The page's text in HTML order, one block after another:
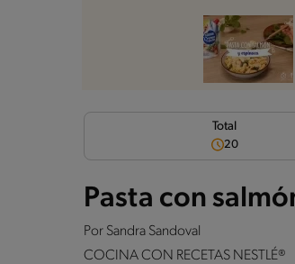
Total
20
Pasta con
Por Sandra Sandoval
COCINA CON RECETAS NESTLÉ®